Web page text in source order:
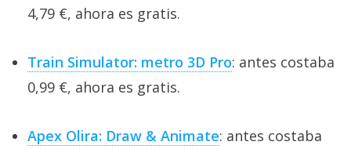
4,79 €, ahora es gratis.
Train Simulator: metro 3D Pro: antes costaba
0,99 €, ahora es gratis.
Apex Olira: Draw & Animate: antes costaba